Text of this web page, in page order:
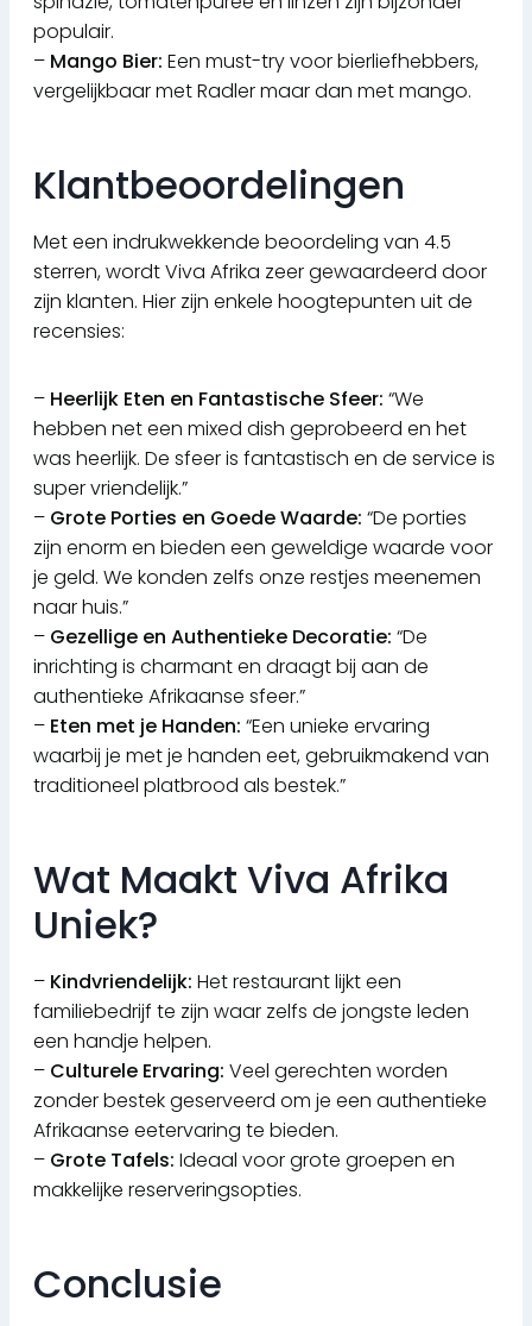
populair.
– Mango Bier: Een must-try voor bierliefhebbers,
vergelijkbaar met Radler maar dan met mango.
Klantbeoordelingen
Met een indrukwekkende beoordeling van 4.5
sterren, wordt Viva Afrika zeer gewaardeerd door
zijn klanten. Hier zijn enkele hoogtepunten uit de
recensies:
– Heerlijk Eten en Fantastische Sfeer: “We
hebben net een mixed dish geprobeerd en het
was heerlijk. De sfeer is fantastisch en de service is
super vriendelijk.”
– Grote Porties en Goede Waarde: “De porties
zijn enorm en bieden een geweldige waarde voor
je geld. We konden zelfs onze restjes meenemen
naar huis.”
– Gezellige en Authentieke Decoratie: “De
inrichting is charmant en draagt bij aan de
authentieke Afrikaanse sfeer.”
– Eten met je Handen: “Een unieke ervaring
waarbij je met je handen eet, gebruikmakend van
traditioneel platbrood als bestek.”
Wat Maakt Viva Afrika
Uniek?
– Kindvriendelijk: Het restaurant lijkt een
familiebedrijf te zijn waar zelfs de jongste leden
een handje helpen.
– Culturele Ervaring: Veel gerechten worden
zonder bestek geserveerd om je een authentieke
Afrikaanse eetervaring te bieden.
– Grote Tafels: Ideaal voor grote groepen en
makkelijke reserveringsopties.
Conclusie